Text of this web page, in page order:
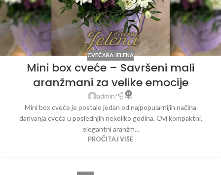
CVEĆARA JELENA
Mini box cveće – Savršeni mali
aranžmani za velike emocije
admin 0
Mini box cveće je postalo jedan od najpopularnijih načina
darivanja cveća u poslednjih nekoliko godina. Ovi kompaktni,
elegantni aranžm...
PROČITAJ VIŠE